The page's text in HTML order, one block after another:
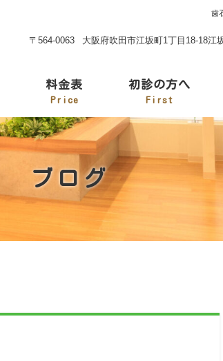
歯
〒564-0063 大阪府吹田市江坂町1丁目18-18江
料金表
Price
初診の方へ
First
ブログ